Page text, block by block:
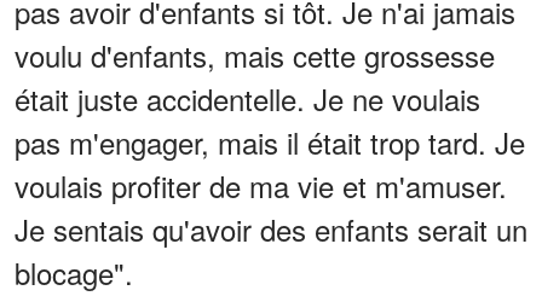
pas avoir d'enfants si tôt. Je n'ai jamais
voulu d'enfants, mais cette grossesse
était juste accidentelle. Je ne voulais
pas m'engager, mais il était trop tard. Je
voulais profiter de ma vie et m'amuser.
Je sentais qu'avoir des enfants serait un
blocage".